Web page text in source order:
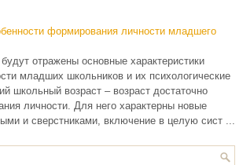
формирования личности младшего
отражены основные характеристики
младших школьников и их психологические
школьный возраст – возраст достаточно
личности. Для него характерны новые
и сверстниками, включение в целую сист ...